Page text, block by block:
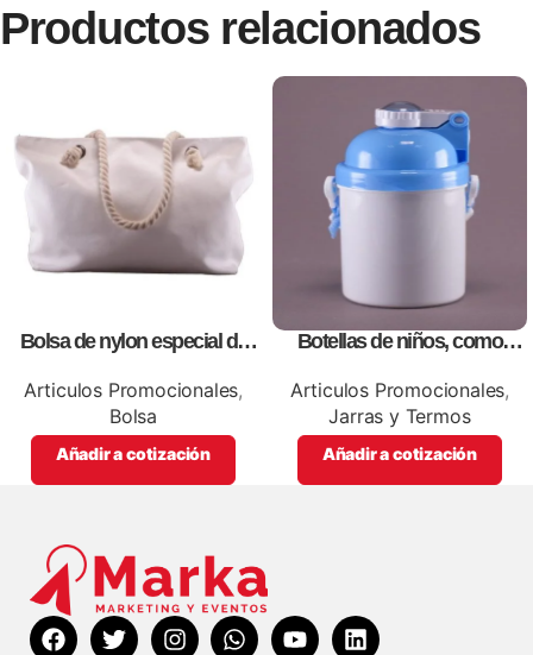
Productos relacionados
Bolsa de nylon especial de
con impresión full color.
Articulos Promocionales,
Bolsa
Añadir a cotización
Botellas de niños, como
Articulos Promocionales,
Jarras y Termos
Añadir a cotización